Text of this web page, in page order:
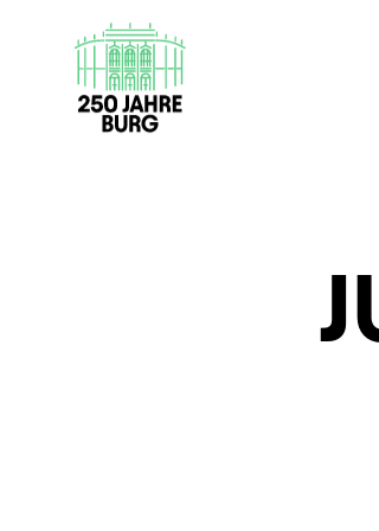
Direkt zum Inhalt